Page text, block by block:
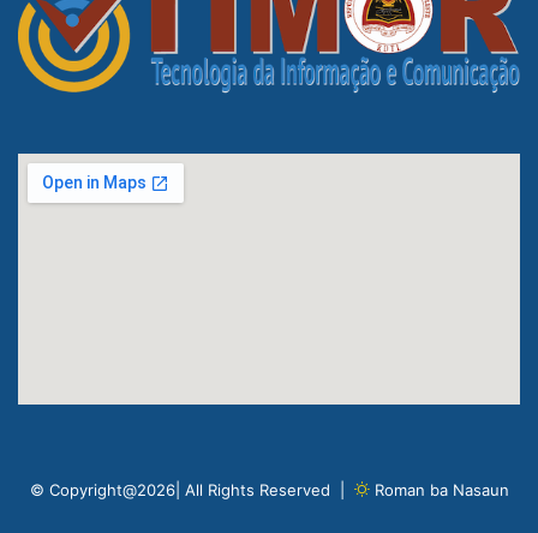
© Copyright@2026| All Rights Reserved | Roman ba Nasaun